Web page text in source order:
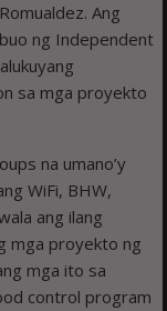
Ang
ng Independent
sa mga proyekto
na umano’y
WiFi, BHW,
ang ilang
mga proyekto ng
mga ito sa
control program